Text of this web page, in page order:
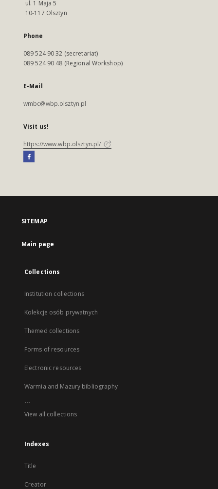
ul. 1 Maja 5
10-117 Olsztyn
Phone
089 524 90 32 (secretariat)
089 524 90 48 (Regional Workshop)
E-Mail
wmbc@wbp.olsztyn.pl
Visit us!
https://www.wbp.olsztyn.pl/
SITEMAP
Main page
Collections
Institution collections
Kolekcje osób prywatnych
Themed collections
Forms of resources
Electronic resources
Warmia and Mazury bibliography
...
View all collections
Indexes
Title
Creator